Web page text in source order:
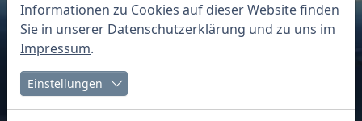
Informationen zu Cookies auf dieser Website finden
Sie in unserer Datenschutzerklärung und zu uns im
Impressum.
Einstellungen